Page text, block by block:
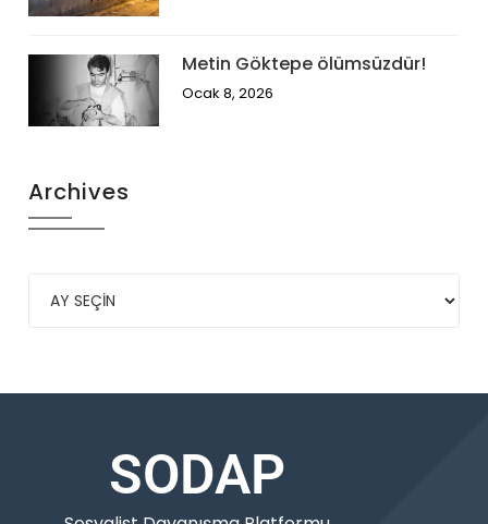
Metin Göktepe ölümsüzdür!
Ocak 8, 2026
Archives
SODAP